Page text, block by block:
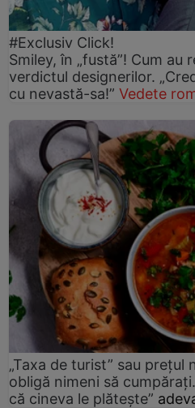
#Exclusiv Click!
Smiley, în „fustă”! Cum
verdictul designerilor.
cu nevastă-sa!” Vedete
„Taxa de turist” sau prețul
obligă nimeni să
că cineva le plătește”